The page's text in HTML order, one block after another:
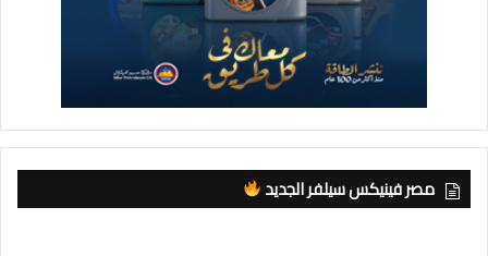
مصر فينيكس سيلفر الجديد